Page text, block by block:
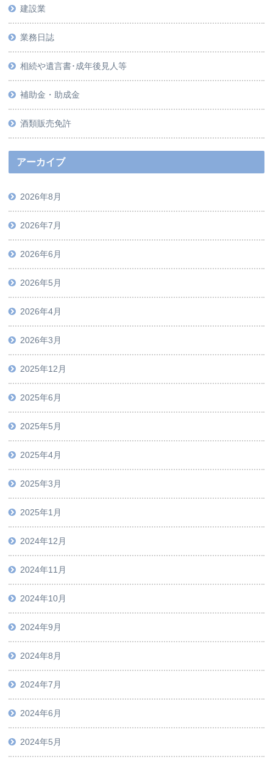
建設業
業務日誌
相続や遺言書･成年後見人等
補助金・助成金
酒類販売免許
アーカイブ
2026年8月
2026年7月
2026年6月
2026年5月
2026年4月
2026年3月
2025年12月
2025年6月
2025年5月
2025年4月
2025年3月
2025年1月
2024年12月
2024年11月
2024年10月
2024年9月
2024年8月
2024年7月
2024年6月
2024年5月